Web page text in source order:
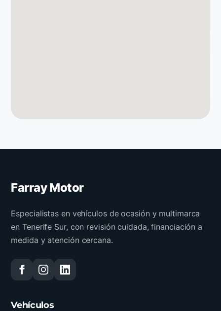
Farray Motor
Especialistas en vehículos de ocasión y multimarca
en Tenerife Sur, con revisión cuidada, financiación a
medida y atención cercana.
Vehículos